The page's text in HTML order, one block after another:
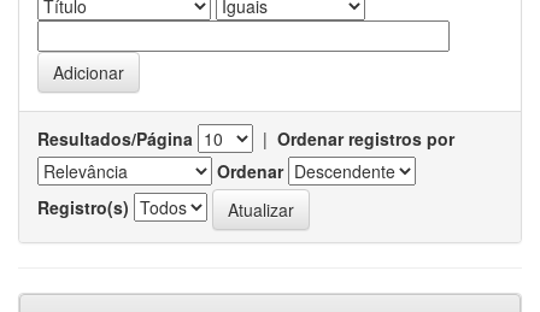
Resultados/Página | Ordenar registros por
Ordenar
Registro(s)